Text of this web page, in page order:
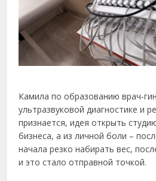
Камила по образованию врач-
ультразвуковой диагностике и
признается, идея открыть
бизнеса, а из личной боли –
начала резко набирать вес,
и это стало отправной точкой.